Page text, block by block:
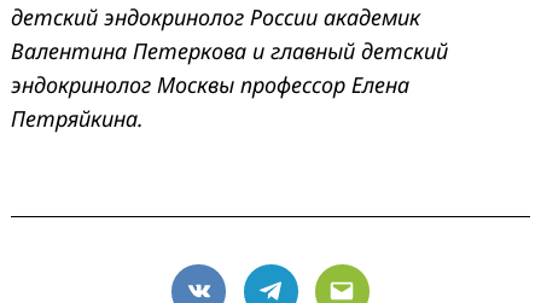
детский эндокринолог России академик
Валентина Петеркова и главный детский
эндокринолог Москвы профессор Елена
Петряйкина.